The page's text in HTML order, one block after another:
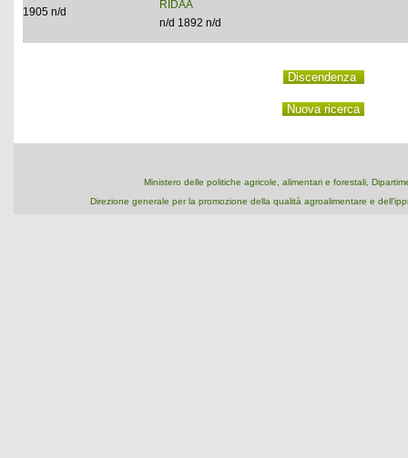
1905 n/d
RIDAA
n/d 1892 n/d
Ministero delle politiche agricole, alimentari e forestali,
Direzione generale per la promozione della qualità agroalimentare e